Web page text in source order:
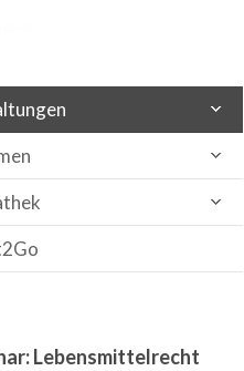
Lebensmittelrecht